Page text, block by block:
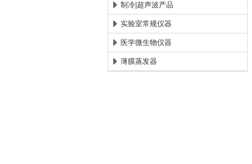
制冷|超声波产品
实验室常规仪器
医学微生物仪器
薄膜蒸发器